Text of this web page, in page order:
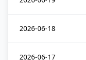
2026-06-18
2026-06-17